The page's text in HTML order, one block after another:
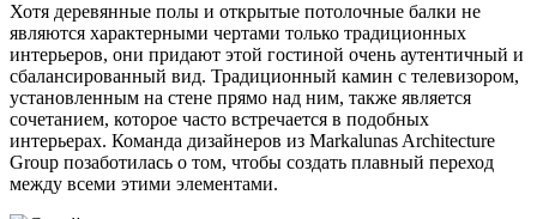
Хотя деревянные полы и открытые потолочные балки не
являются характерными чертами только традиционных
интерьеров, они придают этой гостиной очень аутентичный и
сбалансированный вид. Традиционный камин с телевизором,
установленным на стене прямо над ним, также является
сочетанием, которое часто встречается в подобных
интерьерах. Команда дизайнеров из Markalunas Architecture
Group позаботилась о том, чтобы создать плавный переход
между всеми этими элементами.